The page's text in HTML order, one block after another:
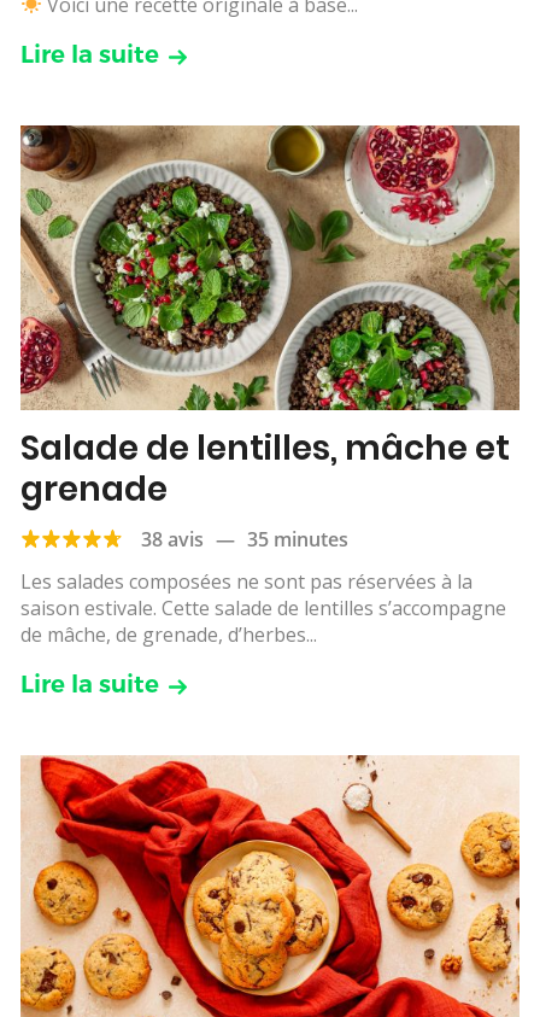
Lire la suite
Salade de lentilles, mâche et
grenade
38 avis — 35 minutes
Les salades composées ne sont pas réservées à la
saison estivale. Cette salade de lentilles s’accompagne
de mâche, de grenade, d’herbes...
Lire la suite